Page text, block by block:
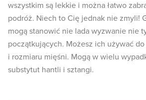
wszystkim są lekkie i można łatwo
podróż. Niech to Cię jednak nie zmyli!
mogą stanowić nie lada wyzwanie nie
początkujących. Możesz ich używać do
i rozmiaru mięśni. Mogą w wielu
substytut hantli i sztangi.